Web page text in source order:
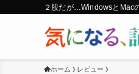
２股だが…WindowsとMac
ホーム レビュー